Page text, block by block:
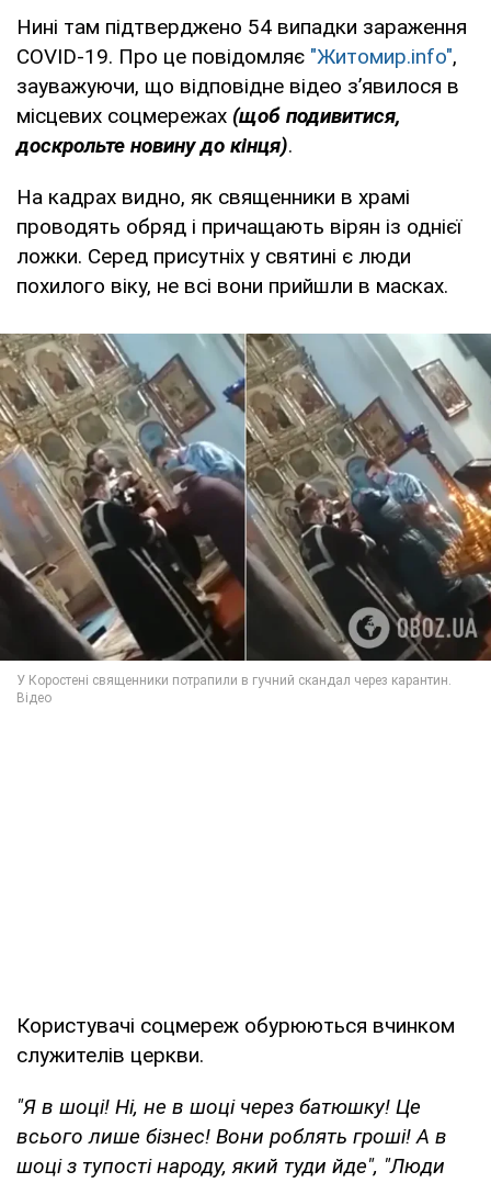
Нині там підтверджено 54 випадки зараження
COVID-19. Про це повідомляє "Житомир.info",
зауважуючи, що відповідне відео з’явилося в
місцевих соцмережах (щоб подивитися,
доскрольте новину до кінця).
На кадрах видно, як священники в храмі
проводять обряд і причащають вірян із однієї
ложки. Серед присутніх у святині є люди
похилого віку, не всі вони прийшли в масках.
Користувачі соцмереж обурюються вчинком
служителів церкви.
"Я в шоці! Ні, не в шоці через батюшку! Це
всього лише бізнес! Вони роблять гроші! А в
шоці з тупості народу, який туди йде", "Люди